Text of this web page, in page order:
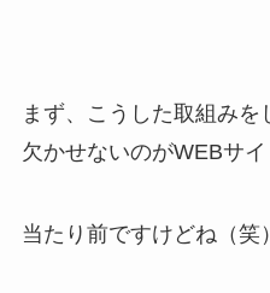
まず、こうした取組み
欠かせないのがWEBサイ
当たり前ですけどね（笑）